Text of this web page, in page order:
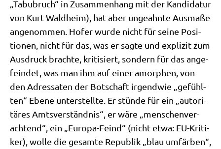
„Tabu­bruch“ in Zusam­men­hang mit der Kan­di­da­tur
von Kurt Wald­heim), hat aber unge­ahn­te Aus­ma­ße
ange­nom­men. Hofer wur­de nicht für sei­ne Posi­
tio­nen, nicht für das, was er sag­te und expli­zit zum
Aus­druck brach­te, kri­ti­siert, son­dern für das ange­
fein­det, was man ihm auf einer amor­phen, von
den Adres­sa­ten der Bot­schaft irgend­wie „gefühl­
ten“ Ebe­ne unter­stell­te. Er stün­de für ein „auto­ri­
tä­res Amts­ver­ständ­nis“, er wäre „men­schen­ver­
ach­tend“, ein „Euro­pa-Feind“ (nicht etwa: EU-Kri­ti­
ker), wol­le die gesam­te Repu­blik „blau umfär­ben“,